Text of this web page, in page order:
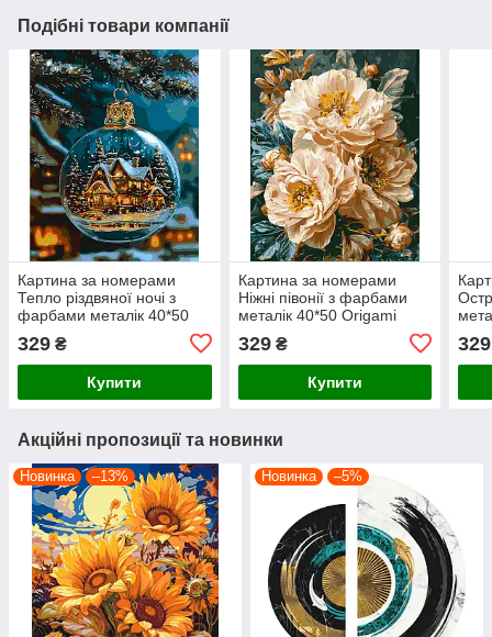
Подібні товари компанії
Картина за номерами
Тепло різдвяної ночі з
фарбами металік 40*50
329 ₴
Купити
Картина за номерами
Ніжні півонії з фарбами
металік 40*50 Origami
329₴
Купити
329
Акційні пропозиції та новинки
Новинка –13% Новинка –5%